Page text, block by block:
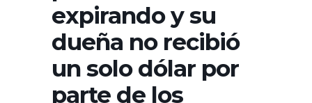
expirando y su
dueña no recibió
un solo dólar por
parte de los